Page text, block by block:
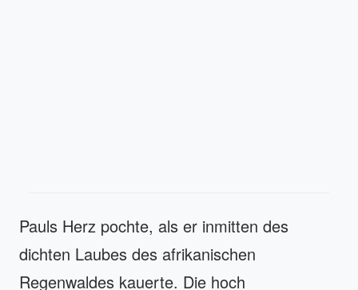
Pauls Herz pochte, als er inmitten des
dichten Laubes des afrikanischen
Regenwaldes kauerte. Die hoch